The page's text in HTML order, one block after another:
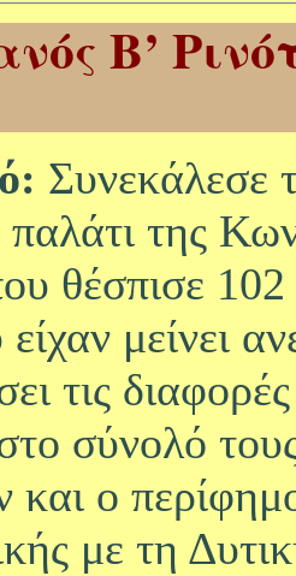
Β’
Συνεκάλεσε
της
θέσπισε
μείνει
τις
σύνολό
και ο
με τη